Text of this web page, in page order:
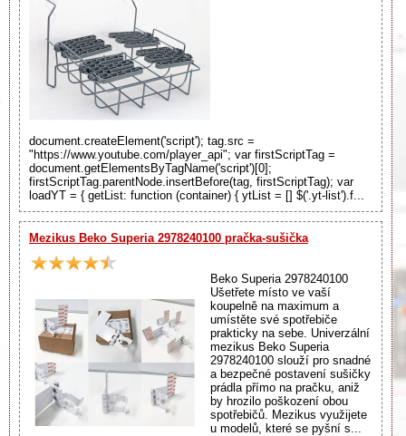
document.createElement('script'); tag.src =
"https://www.youtube.com/player_api"; var firstScriptTag =
document.getElementsByTagName('script')[0];
firstScriptTag.parentNode.insertBefore(tag, firstScriptTag); var
loadYT = { getList: function (container) { ytList = [] $('.yt-list').f...
Mezikus Beko Superia 2978240100 pračka-sušička
Beko Superia 2978240100
Ušetřete místo ve vaší
koupelně na maximum a
umístěte své spotřebiče
prakticky na sebe. Univerzální
mezikus Beko Superia
2978240100 slouží pro snadné
a bezpečné postavení sušičky
prádla přímo na pračku, aniž
by hrozilo poškození obou
spotřebičů. Mezikus využijete
u modelů, které se pyšní s...